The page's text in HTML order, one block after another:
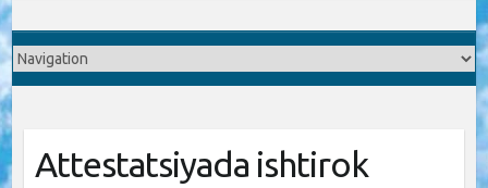
Attestatsiyada ishtirok